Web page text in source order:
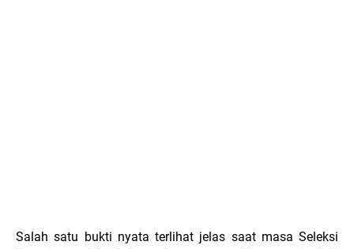
Salah satu bukti nyata terlihat jelas saat masa Seleksi